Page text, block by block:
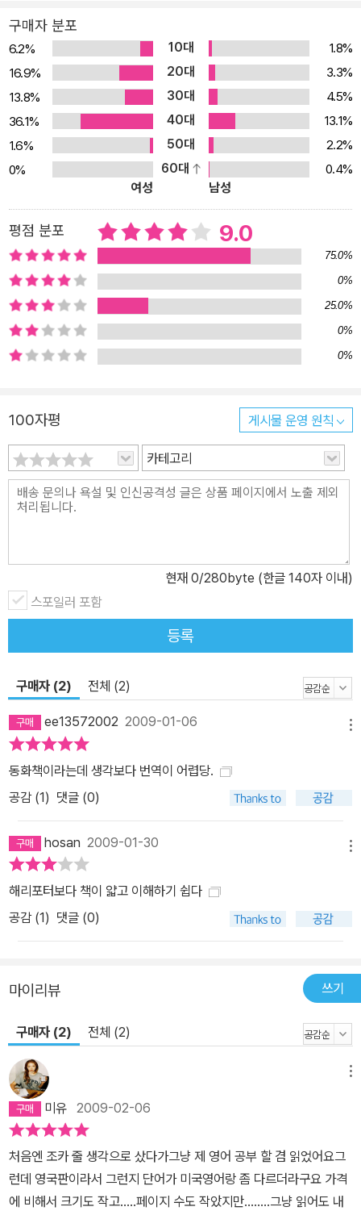
구매자 분포
6.2% 10대
1.8%
16.9%
20대
3.3%
13.8%
30대
4.5%
36.1%
40대
13.1%
1.6%
50대
2.2%
0%
60대
0.4%
여성
남성
평점 분포 9.0
75.0%
0%
25.0%
0%
0%
100자평 게시물 운영 원칙
카테고리
현재 0/280byte (한글 140자 이내)
스포일러 포함
등록
구매자 (2) 전체 (2)
ee13572002 2009-01-06
동화책이라는데 생각보다 번역이 어렵당.
공감 (1) 댓글 (0)
hosan 2009-01-30
해리포터보다 책이 얇고 이해하기 쉽다
공감 (1) 댓글 (0)
마이리뷰 쓰기
구매자 (2) 전체 (2)
미유 2009-02-06
처음엔 조카 줄 생각으로 샀다가그냥 제 영어 공부 할 겸 읽었어요그
런데 영국판이라서 그런지 단어가 미국영어랑 좀 다르더라구요 가격
에 비해서 크기도 작고.....페이지 수도 작았지만........그냥 읽어도 내